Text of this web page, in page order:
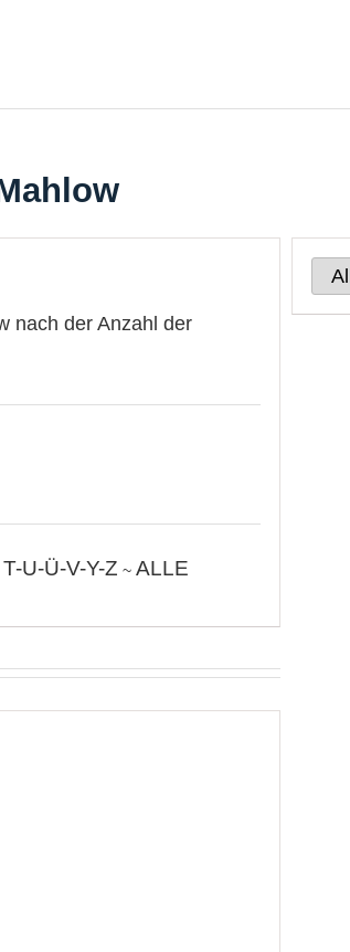
nach der Anzahl der
T-U-Ü-V-Y-Z ~ ALLE